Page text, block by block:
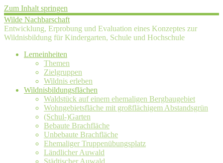
Zum Inhalt springen
Wilde Nachbarschaft
Entwicklung, Erprobung und Evaluation eines Konzeptes zur
Wildnisbildung für Kindergarten, Schule und Hochschule
Lerneinheiten
Themen
Zielgruppen
Wildnis erleben
Wildnisbildungsflächen
Waldstück auf einem ehemaligen Bergbaugebiet
Wohngebietsfläche mit großflächigem Abstandsgrün
(Schul-)Garten
Bebaute Brachfläche
Unbebaute Brachfläche
Ehemaliger Truppenübungsplatz
Ländlicher Auwald
Städtischer Auwald